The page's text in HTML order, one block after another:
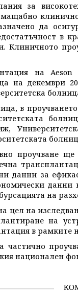
за
да
в
Клиничното
на
на декември
в
проучване
данни за
данни
на
цел на
на
в рамките
частично
национален